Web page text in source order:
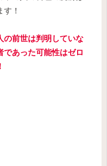
！
の前世は判明していな
であった可能性はゼロ